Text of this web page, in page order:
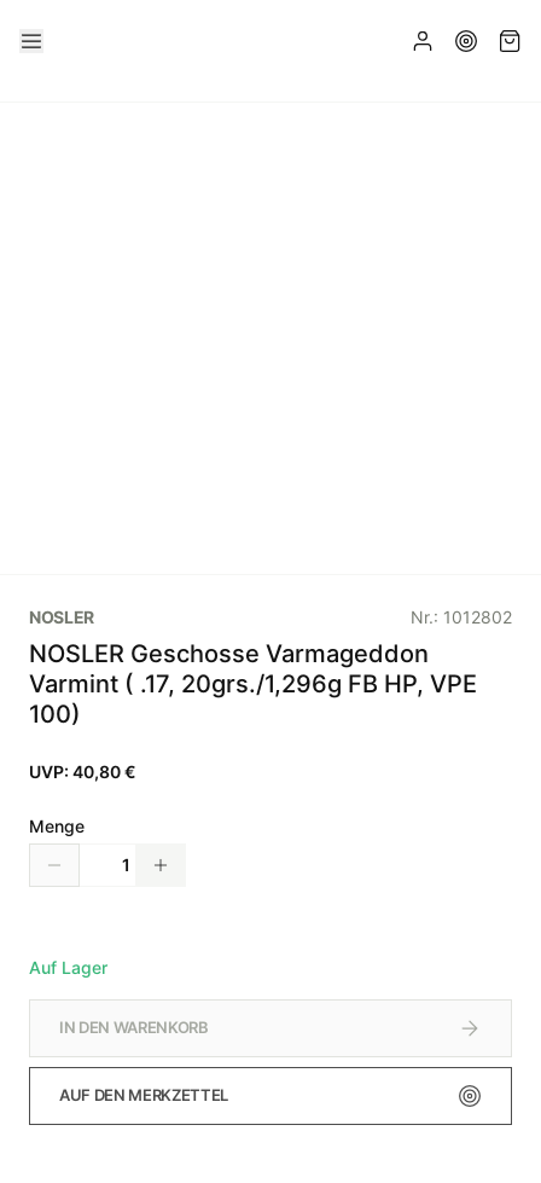
NOSLER Nr.: 1012802
NOSLER Geschosse Varmageddon
Varmint ( .17, 20grs./1,296g FB HP, VPE
100)
UVP: 40,80 €
Menge
Auf Lager
IN DEN WARENKORB
AUF DEN MERKZETTEL